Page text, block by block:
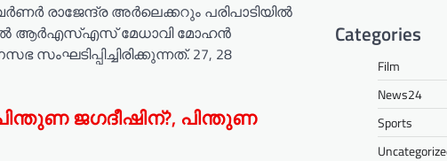
രാജേന്ദ്ര അർലെക്കറും പരിപാടിയിൽ
ആർഎസ്എസ് മേധാവി മോഹൻ
27, 28
ജഗദീഷിന്?, പിന്തുണ
Categories
Film
News24
Sports